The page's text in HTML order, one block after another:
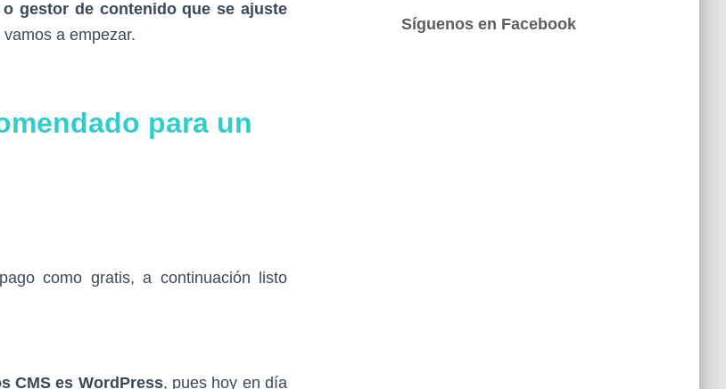
gestor de contenido que se ajuste
vamos a empezar.
para un
como gratis, a continuación listo
CMS es WordPress, pues hoy en día
a
Síguenos en Facebook